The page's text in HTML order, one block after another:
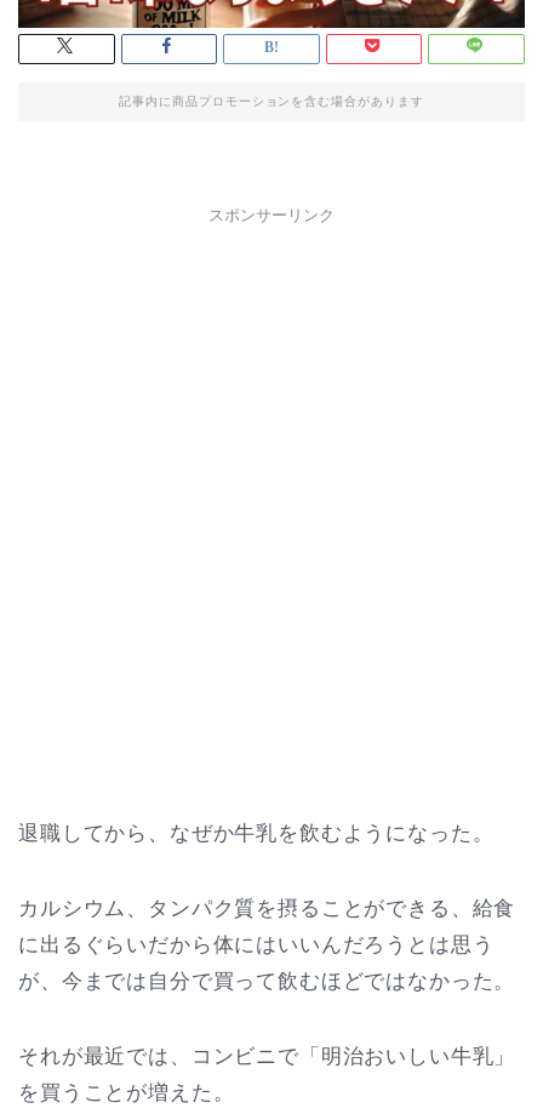
記事内に商品プロモーションを含む場合があります
スポンサーリンク
退職してから、なぜか牛乳を飲むようになった。
カルシウム、タンパク質を摂ることができる、給食
に出るぐらいだから体にはいいんだろうとは思う
が、今までは自分で買って飲むほどではなかった。
それが最近では、コンビニで「明治おいしい牛乳」
を買うことが増えた。